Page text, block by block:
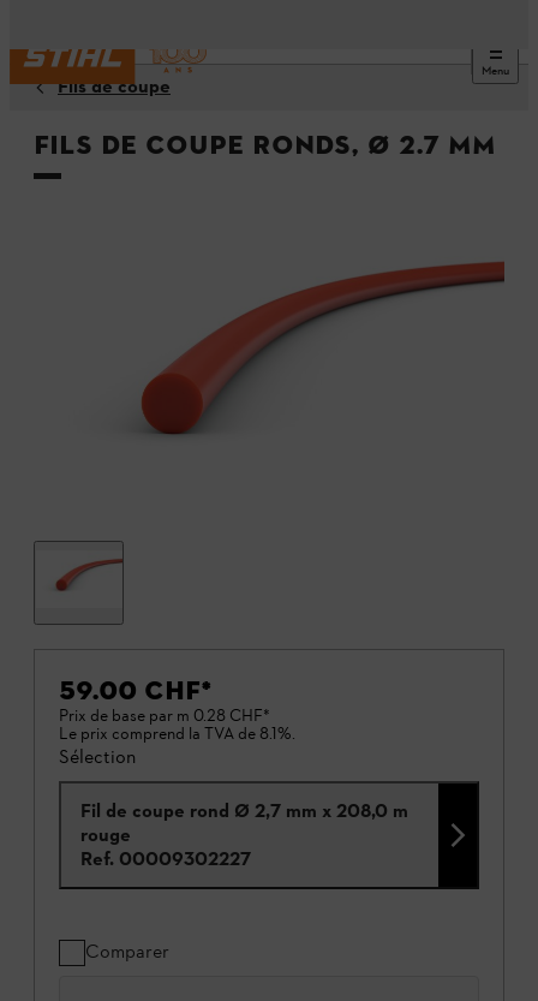
Menu
Fils de coupe
Fils de coupe ronds, Ø 2.7 mm
59.00 CHF*
Prix de base par m 0.28 CHF*
Le prix comprend la TVA de 8.1%.
Sélection
Fil de coupe rond Ø 2,7 mm x 208,0 m
rouge
Ref. 00009302227
Comparer